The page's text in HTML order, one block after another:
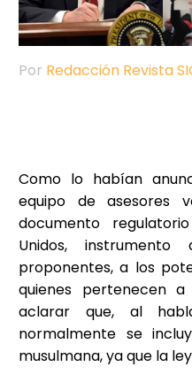
Por Redacción Revista
Como lo habían
equipo de asesores
documento
Unidos,
proponentes, a los
quienes pertenecen
aclarar que, al
normalmente se
musulmana, ya que la